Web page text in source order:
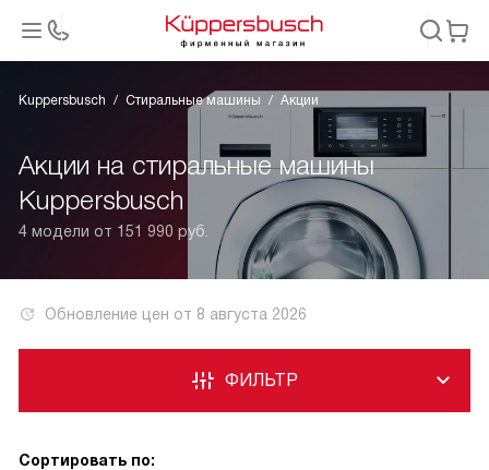
Kuppersbusch Стиральные машины Акции
Акции на стиральные машины
Kuppersbusch
4 модели от 151 990 руб.
Обновление цен от 8 августа 2026
ФИЛЬТР
Сортировать по: